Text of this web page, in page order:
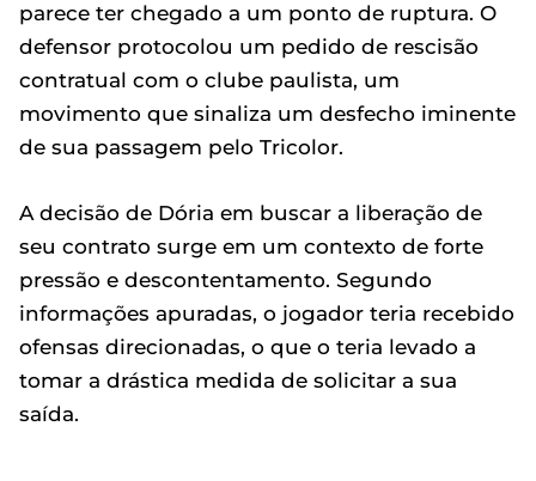
parece ter chegado a um ponto de ruptura. O
defensor protocolou um pedido de rescisão
contratual com o clube paulista, um
movimento que sinaliza um desfecho iminente
de sua passagem pelo Tricolor.
A decisão de Dória em buscar a liberação de
seu contrato surge em um contexto de forte
pressão e descontentamento. Segundo
informações apuradas, o jogador teria recebido
ofensas direcionadas, o que o teria levado a
tomar a drástica medida de solicitar a sua
saída.